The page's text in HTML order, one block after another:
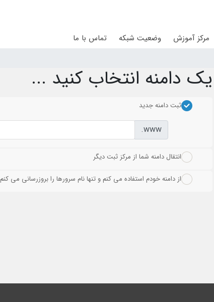
مرکز آموزش وضعیت شبکه تماس با ما
یک دامنه انتخاب کنید ...
ثبت دامنه جدید
www.
انتقال دامنه شما از مرکز ثبت دیگر
از دامنه خودم استفاده می کنم و تنها نام سرورها را بروزرسانی می کنم